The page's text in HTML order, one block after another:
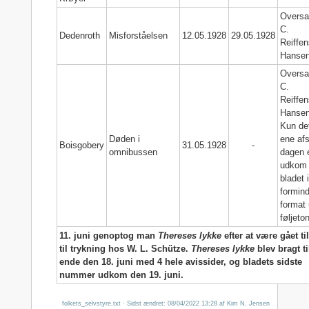
Dedenroth Misforståelsen 12.05.1928 29.05.1928
C.
Boisgobery
Døden i
omnibussen
31.05.1928 -
C.
Kun
ene
dagen
udkom
bladet i
format
11. juni genoptog man Thereses lykke efter at være gået
til trykning hos W. L. Schütze. Thereses lykke blev bragt
ende den 18. juni med 4 hele avissider, og bladets sidste
nummer udkom den 19. juni.
folkets_selvstyre.txt · Sidst ændret:08/04/2022 13:28 af Kim N. Jensen